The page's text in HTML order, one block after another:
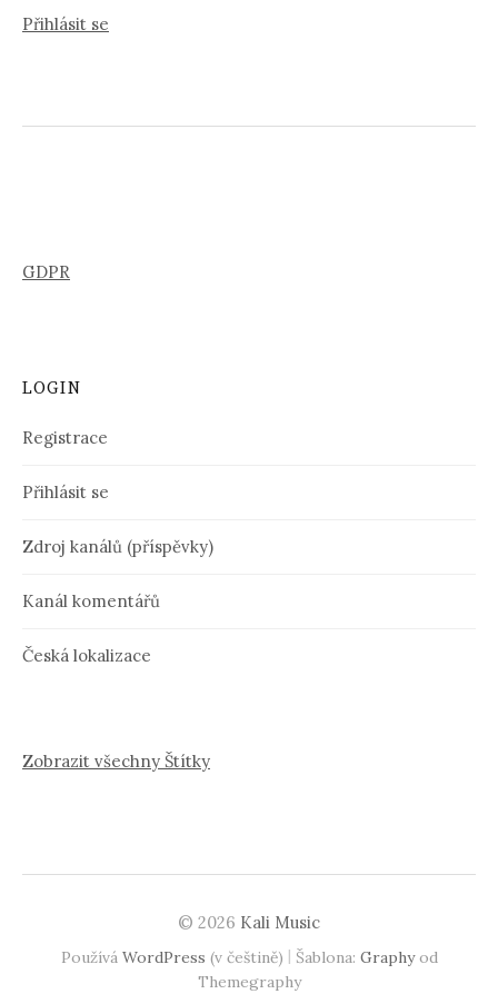
Přihlásit se
GDPR
LOGIN
Registrace
Přihlásit se
Zdroj kanálů (příspěvky)
Kanál komentářů
Česká lokalizace
Zobrazit všechny Štítky
© 2026 Kali Music
Používá WordPress (v češtině) | Šablona: Graphyod
Themegraphy